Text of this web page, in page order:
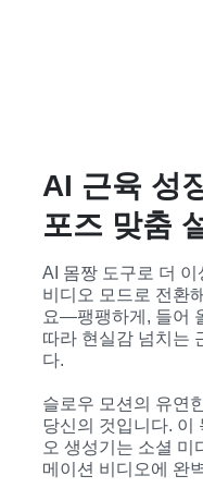
AI 근육 성
포즈 맞춤
AI 몸짱 도구로 더
비디오 모드로 전환
요—팽팽하게, 들어
따라 현실감 넘치는
다.
슬로우 모션의 유연
당신의 것입니다. 이
오 생성기는 소셜 미
메이션 비디오에 완